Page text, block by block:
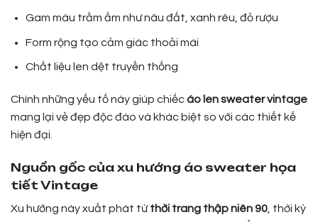
Gam màu trầm ấm như nâu đất, xanh rêu, đỏ rượu
Form rộng tạo cảm giác thoải mái
Chất liệu len dệt truyền thống
Chính những yếu tố này giúp chiếcáo len sweater vintage
mang lại vẻ đẹp độc đáo và khác biệt so với các thiết kế
hiện đại.
Nguồn gốc của xu hướng áo sweater họa
tiết Vintage
Xu hướng này xuất phát từthời trang thập niên 90 , thời kỳ